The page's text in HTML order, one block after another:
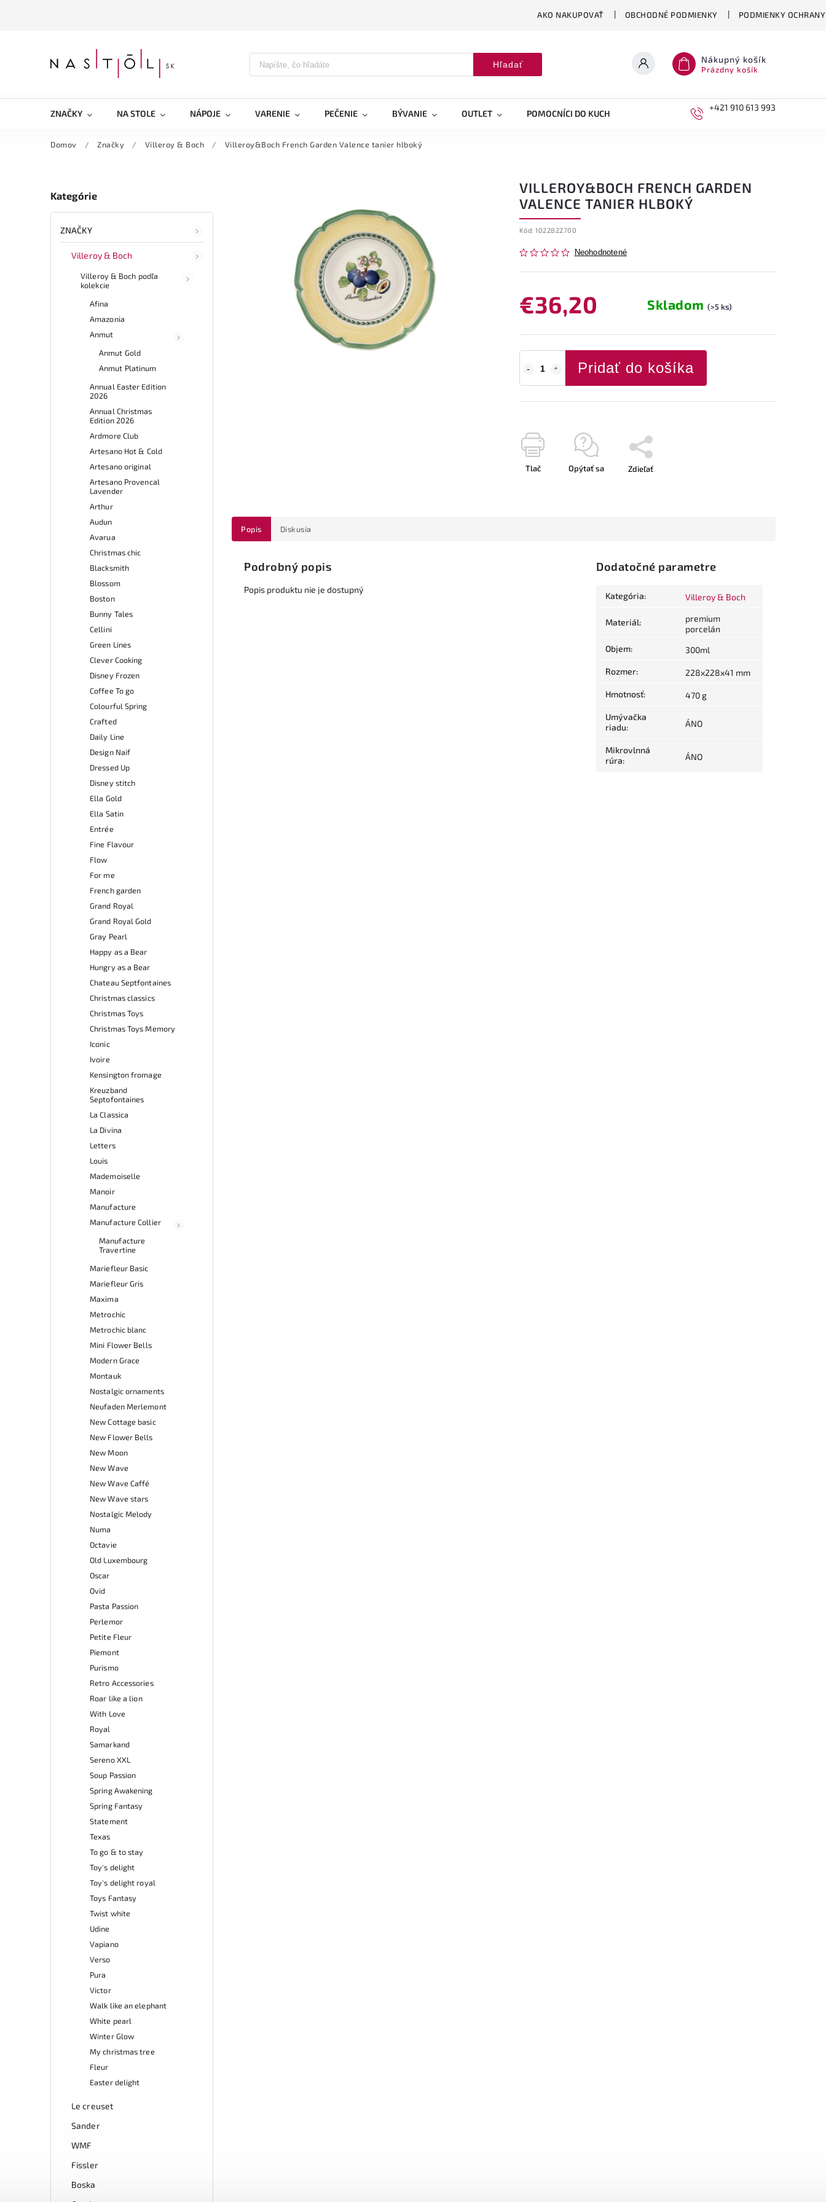
AKO NAKUPOVAŤ OBCHODNÉ PODMIENKY PODMIENKY
Hľadať Nákupný košík
Prázdny košík
ZNAČKY NA STOLE NÁPOJE VARENIE PEČENIE BÝVANIE OUTLET POMOCNÍCI DO KUCHYNE
+421 910 613 993
Domov / Značky / Villeroy & Boch / Villeroy&Boch French Garden Valence tanier hlboký
Kategórie
ZNAČKY
Villeroy & Boch
Villeroy & Boch podľa
kolekcie
Afina
Amazonia
Anmut
Anmut Gold
Anmut Platinum
Annual Easter Edition
2026
Annual Christmas
Edition 2026
Ardmore Club
Artesano Hot & Cold
Artesano original
Artesano Provencal
Lavender
Arthur
Audun
Avarua
Christmas chic
Blacksmith
Blossom
Boston
Bunny Tales
Cellini
Green Lines
Clever Cooking
Disney Frozen
Coffee To go
Colourful Spring
Crafted
Daily Line
Design Naif
Dressed Up
Disney stitch
Ella Gold
Ella Satin
Entrée
Fine Flavour
Flow
For me
French garden
Grand Royal
Grand Royal Gold
Gray Pearl
Happy as a Bear
Hungry as a Bear
Chateau Septfontaines
Christmas classics
Christmas Toys
Christmas Toys Memory
Iconic
Ivoire
Kensington fromage
Kreuzband
Septofontaines
La Classica
La Divina
Letters
Louis
Mademoiselle
Manoir
Manufacture
Manufacture Collier
Manufacture
Travertine
Mariefleur Basic
Mariefleur Gris
Maxima
Metrochic
Metrochic blanc
Mini Flower Bells
Modern Grace
Montauk
Nostalgic ornaments
Neufaden Merlemont
New Cottage basic
New Flower Bells
New Moon
New Wave
New Wave Caffé
New Wave stars
Nostalgic Melody
Numa
Octavie
Old Luxembourg
Oscar
Ovid
Pasta Passion
Perlemor
Petite Fleur
Piemont
Purismo
Retro Accessories
Roar like a lion
With Love
Royal
Samarkand
Sereno XXL
Soup Passion
Spring Awakening
Spring Fantasy
Statement
Texas
To go & to stay
Toy's delight
Toy's delight royal
Toys Fantasy
Twist white
Udine
Vapiano
Verso
Pura
Victor
Walk like an elephant
White pearl
Winter Glow
My christmas tree
Fleur
Easter delight
Le creuset
Sander
WMF
Fissler
Boska
VILLEROY&BOCH FRENCH GARDEN
VALENCE TANIER HLBOKÝ
Kód: 1022822700
Neohodnotené
€36,20 Skladom(>5 ks)
Pridať do košíka
Tlač Opýtať sa Zdieľať
Popis Diskusia
Podrobný popis
Popis produktu nie je dostupný
Dodatočné parametre
Kategória: Villeroy & Boch
Materiál:
premium
porcelán
Objem: 300ml
Rozmer: 228x228x41 mm
Hmotnosť: 470 g
Umývačka
riadu: ÁNO
Mikrovlnná
rúra: ÁNO